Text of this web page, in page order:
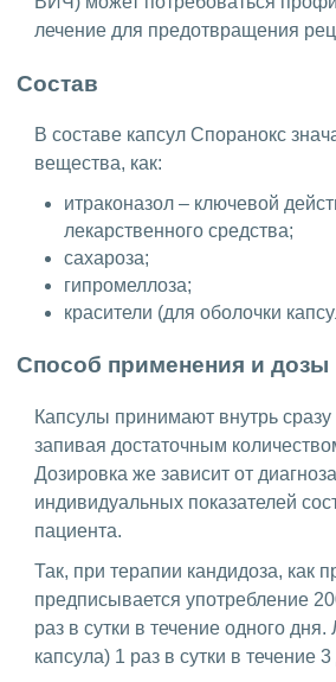
лечение для предотвращения
Состав
В составе капсул Споранокс
вещества, как:
итраконазол – ключевой
лекарственного средства;
сахароза;
гипромеллоза;
красители (для оболочки
Способ применения и дозы
Капсулы принимают внутрь
запивая достаточным
Дозировка же зависит от
индивидуальных показателей
пациента.
Так, при терапии кандидоза, как
предписывается употребление
раз в сутки в течение одного
капсула) 1 раз в сутки в течение